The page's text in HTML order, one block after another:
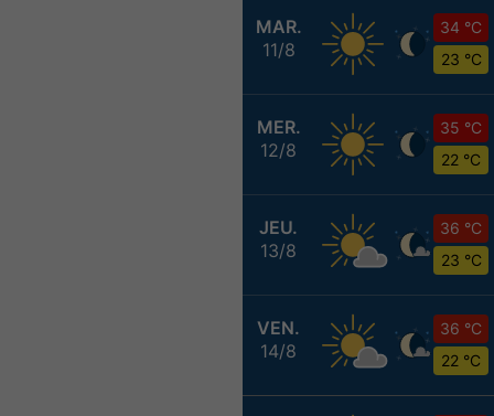
MAR.
11/8
34 °C
23 °C
MER.
12/8
35 °C
22 °C
JEU.
13/8
36 °C
23 °C
VEN.
14/8
36 °C
22 °C